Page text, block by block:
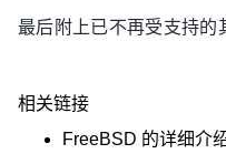
最后附上已不再受支持的
相关链接
FreeBSD 的详细介